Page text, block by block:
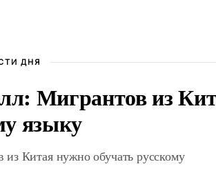
ДНЯ
Мигрантов из
языку
Китая нужно обучать русскому